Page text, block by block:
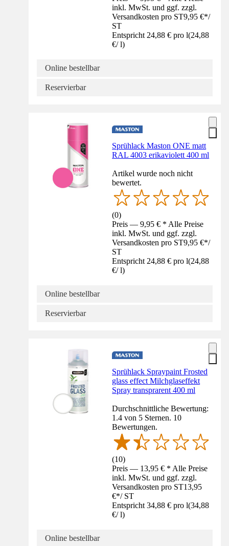
inkl. MwSt. und ggf. zzgl.
Versandkosten pro ST9,95 €*/
ST
Entspricht 24,88 € pro l(24,88
€/ l)
Online bestellbar
Reservierbar
Sprühlack Maston ONE matt
RAL 4003 erikaviolett 400 ml
Artikel wurde noch nicht
bewertet.
(0)
Preis — 9,95 € * Alle Preise
inkl. MwSt. und ggf. zzgl.
Versandkosten pro ST9,95 €*/
ST
Entspricht 24,88 € pro l(24,88
€/ l)
Online bestellbar
Reservierbar
Sprühlack Spraypaint Frosted
glass effect Milchglaseffekt
Spray transprarent 400 ml
Durchschnittliche Bewertung:
1.4 von 5 Sternen. 10
Bewertungen.
(10)
Preis — 13,95 € * Alle Preise
inkl. MwSt. und ggf. zzgl.
Versandkosten pro ST13,95
€*/ ST
Entspricht 34,88 € pro l(34,88
€/ l)
Online bestellbar